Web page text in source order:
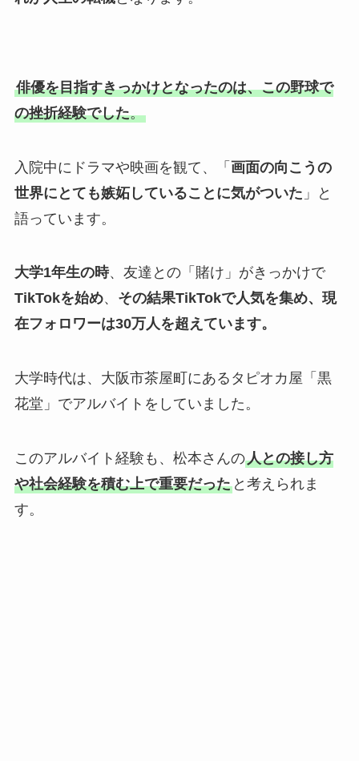
俳優を目指すきっかけとなったのは、この野球で
の挫折経験でした。
入院中にドラマや映画を観て、「 画面の向こうの
世界にとても嫉妬していることに気がついた 」と
語っています。
大学1年生の時、友達との「賭け」がきっかけで
TikTokを始め、 その結果TikTokで人気を集め、現
在フォロワーは30万人を超えています。
大学時代は、大阪市茶屋町にあるタピオカ屋「黒
花堂」でアルバイトをしていました。
このアルバイト経験も、松本さんの人との接し方
や社会経験を積む上で重要だったと考えられま
す。